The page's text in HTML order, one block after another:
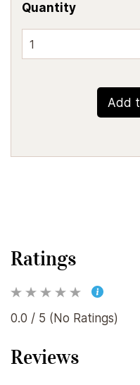
Quantity
Add
Ratings
0.0 / 5 (No Ratings)
Reviews